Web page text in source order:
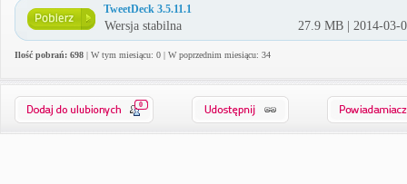
TweetDeck 3.5.11.1
Wersja stabilna 27.9 MB | 2014-03-
Ilość pobrań: 698 | W tym miesiącu: 0 | W poprzednim miesiącu: 34
0